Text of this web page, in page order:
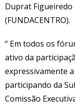
Duprat Figueiredo
(FUNDACENTRO).
“ Em todos os
ativo da
expressivamente
participando da
Comissão